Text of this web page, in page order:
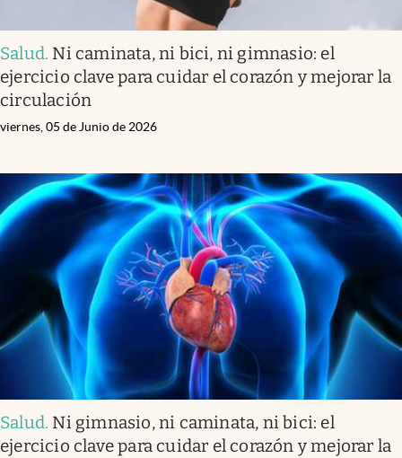
Salud. Ni caminata, ni bici, ni gimnasio: el
ejercicio clave para cuidar el corazón y mejorar la
circulación
viernes, 05 de Junio de 2026
Salud. Ni gimnasio, ni caminata, ni bici: el
ejercicio clave para cuidar el corazón y mejorar la